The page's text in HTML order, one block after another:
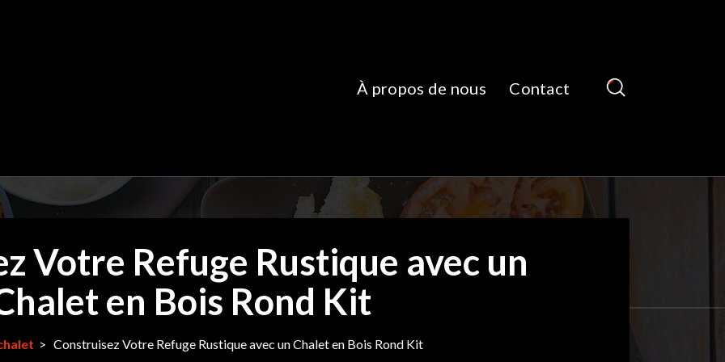
À propos de nous Contact
Votre Refuge Rustique avec un
en Bois Rond Kit
> Construisez Votre Refuge Rustique avec un Chalet en Bois Rond Kit